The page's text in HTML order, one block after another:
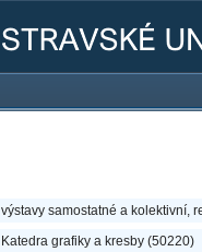
výstavy samostatné a kolektivní,
Katedra grafiky a kresby (50220)